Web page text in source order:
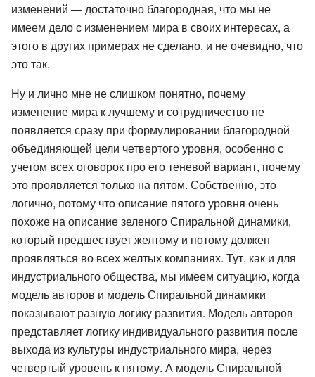
изменений — достаточно благородная, что мы не
имеем дело с изменением мира в своих интересах, а
этого в других примерах не сделано, и не очевидно, что
это так.
Ну и лично мне не слишком понятно, почему
изменение мира к лучшему и сотрудничество не
появляется сразу при формулировании благородной
объединяющей цели четвертого уровня, особенно с
учетом всех оговорок про его теневой вариант, почему
это проявляется только на пятом. Собственно, это
логично, потому что описание пятого уровня очень
похоже на описание зеленого Спиральной динамики,
который предшествует желтому и потому должен
проявляться во всех желтых компаниях. Тут, как и для
индустриального общества, мы имеем ситуацию, когда
модель авторов и модель Спиральной динамики
показывают разную логику развития. Модель авторов
представляет логику индивидуального развития после
выхода из культуры индустриального мира, через
четвертый уровень к пятому. А модель Спиральной